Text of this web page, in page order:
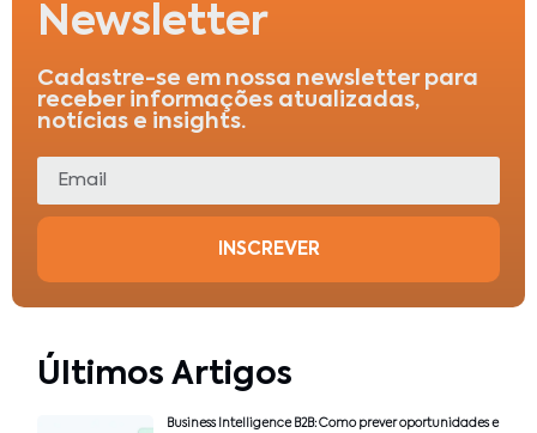
Newsletter
Cadastre-se em nossa newsletter para
receber informações atualizadas,
notícias e insights.
INSCREVER
Últimos Artigos
Business Intelligence B2B: Como prever oportunidades e